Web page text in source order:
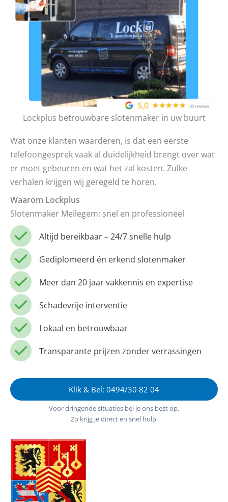
Lockplus betrouwbare slotenmaker in uw buurt
Wat onze klanten waarderen, is dat een eerste
telefoongesprek vaak al duidelijkheid brengt over wat
er moet gebeuren en wat het zal kosten. Zulke
verhalen krijgen wij geregeld te horen.
Waarom Lockplus
Slotenmaker Meilegem: snel en professioneel
Altijd bereikbaar – 24/7 snelle hulp
Gediplomeerd én erkend slotenmaker
Meer dan 20 jaar vakkennis en expertise
Schadevrije interventie
Lokaal en betrouwbaar
Transparante prijzen zonder verrassingen
Klik & Bel: 0494/30 82 04
Voor dringende situaties bel je ons best op.
Zo krijg je direct en snel hulp.